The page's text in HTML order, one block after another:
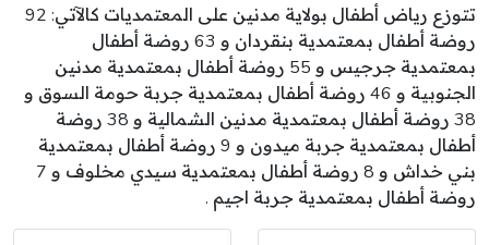
تتوزع رياض أطفال بولاية مدنين على المعتمديات كالآتي: 92
روضة أطفال بمعتمدية بنقردان و 63 روضة أطفال
بمعتمدية جرجيس و 55 روضة أطفال بمعتمدية مدنين
الجنوبية و 46 روضة أطفال بمعتمدية جربة حومة السوق و
38 روضة أطفال بمعتمدية مدنين الشمالية و 38 روضة
أطفال بمعتمدية جربة ميدون و 9 روضة أطفال بمعتمدية
بني خداش و 8 روضة أطفال بمعتمدية سيدي مخلوف و 7
روضة أطفال بمعتمدية جربة اجيم .